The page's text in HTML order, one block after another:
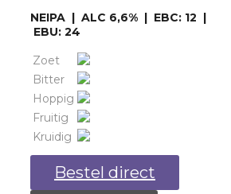
NEIPA | ALC 6,6% | EBC: 12 |
EBU: 24
Zoet
Bitter
Hoppig
Fruitig
Kruidig
Bestel direct